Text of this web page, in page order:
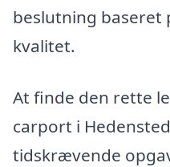
beslutning baseret
kvalitet.
At finde den rette
carport i
tidskrævende